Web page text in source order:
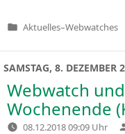
Veröffentlicht
Aktuelles–Webwatches
SAMSTAG, 8. DEZEMBER
Webwatch
Wochenende (
08.12.2018 09:09 Uhr